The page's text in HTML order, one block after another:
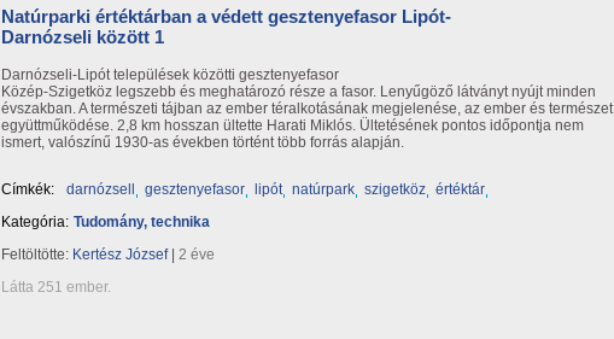
Natúrparki értéktárban a védett gesztenyefasor Lipót-
Darnózseli között 1
Darnózseli-Lipót települések közötti gesztenyefasor
Közép-Szigetköz legszebb és meghatározó része a fasor. Lenyűgöző látványt nyújt minden
évszakban. A természeti tájban az ember téralkotásának megjelenése, az ember és természet
együttműködése. 2,8 km hosszan ültette Harati Miklós. Ültetésének pontos időpontja nem
ismert, valószínű 1930-as években történt több forrás alapján.
Címkék: darnózsell gesztenyefasor lipót natúrpark szigetköz értéktár
Kategória: Tudomány, technika
Feltöltötte: Kertész József| 2 éve
Látta 251 ember.